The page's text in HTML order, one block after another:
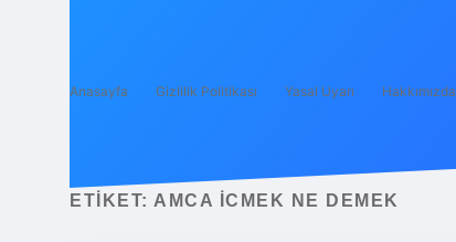
Anasayfa Gizlilik Politikası Yasal Uyarı Hakkımızda
ETIKET: AMCA ICMEK NE DEMEK